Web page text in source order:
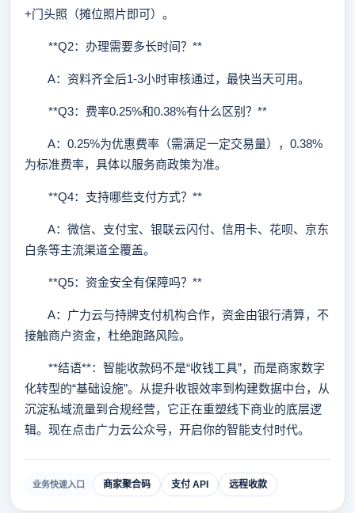
+门头照（摊位照片即可）。
**Q2：办理需要多长时间？**
A：资料齐全后1-3小时审核通过，最快当天可用。
**Q3：费率0.25%和0.38%有什么区别？**
A：0.25%为优惠费率（需满足一定交易量），0.38%
为标准费率，具体以服务商政策为准。
**Q4：支持哪些支付方式？**
A：微信、支付宝、银联云闪付、信用卡、花呗、京东
白条等主流渠道全覆盖。
**Q5：资金安全有保障吗？**
A：广力云与持牌支付机构合作，资金由银行清算，不
接触商户资金，杜绝跑路风险。
**结语**：智能收款码不是“收钱工具”，而是商家数字
化转型的“基础设施”。从提升收银效率到构建数据中台，从
沉淀私域流量到合规经营，它正在重塑线下商业的底层逻
辑。现在点击广力云公众号，开启你的智能支付时代。
业务快速入口 商家聚合码 支付 API 远程收款